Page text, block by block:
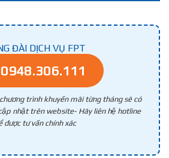
ĐÀI DỊCH VỤ FPT
trình khuyến mãi từng tháng sẽ có
nhật trên website- Hãy liên hệ hotline
được tư vấn chính xác